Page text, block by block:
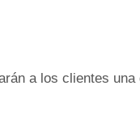
a los clientes